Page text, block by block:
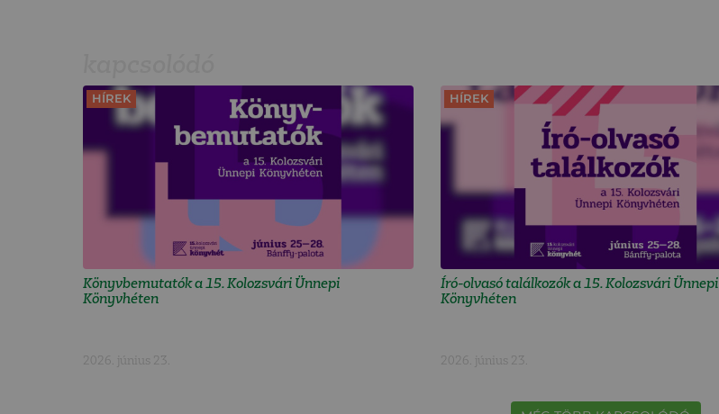
HÍREK
Könyvbemutatók a 15. Kolozsvári Ünnepi
Könyvhéten
2026. június 23.
HÍREK
Író-olvasó találkozók a 15. Kolozsvári Ünnepi
Könyvhéten
2026. június 23.